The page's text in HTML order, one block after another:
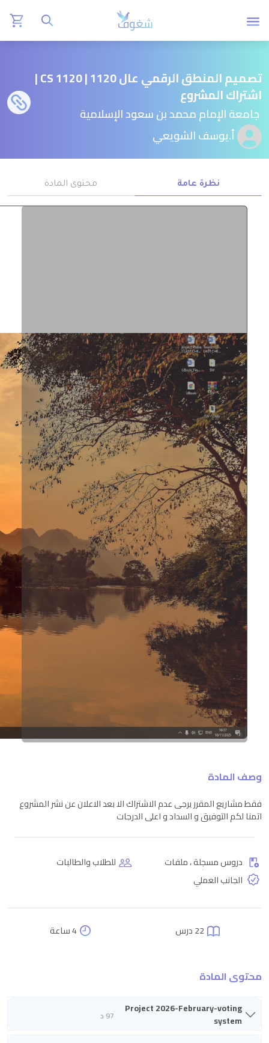
تصميم المنطق الرقمي عال 1120 | CS 1120 |
اشتراك المشروع
جامعة الإمام محمد بن سعود الإسلامية
أ.يوسف الشويعي
نظرة عامة محتوى المادة
وصف المادة
فقط مشاريع المقرر يرجى عدم الاشتراك الا بعد الاعلان عن نشر المشروع
اتمنا لكم التوفيق و السداد و اعلى الدرجات
دروس مسجلة ، ملفات
للطلاب والطالبات
الجانب العملي
22 درس 4 ساعة
محتوى المادة
Project 2026-February-voting
system
97 د